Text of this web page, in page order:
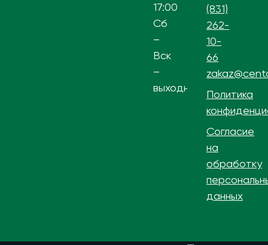
17:00
Сб
–
Вск
–
выходной
(831)
262-
10-
66
Политика
Согласие
на
обработку
данных